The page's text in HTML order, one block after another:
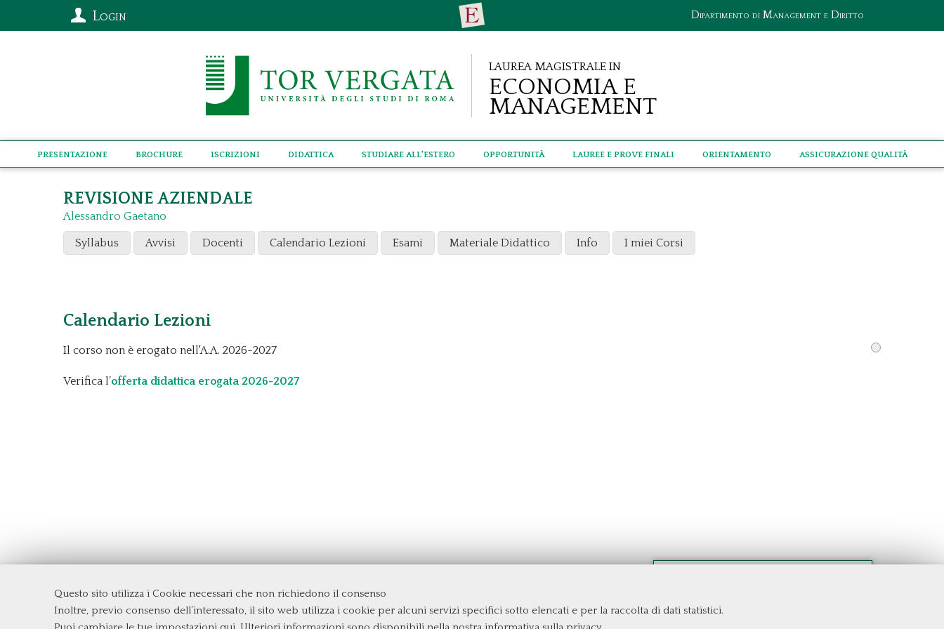
Questo sito utilizza i Cookie necessari che non richiedono il consenso
Inoltre, previo consenso dell’interessato, il sito web utilizza i cookie per alcuni servizi specifici sotto elencati e per la raccolta di dati statistici.
Dipartimento di Management e Diritto
Login
Laurea Magistrale in
Economia e
Management
Presentazione Brochure Iscrizioni Didattica Studiare all'estero Opportunità Lauree e Prove Finali Orientamento Assicurazione qualità
REVISIONE AZIENDALE
Alessandro Gaetano
Syllabus Avvisi Docenti Calendario Lezioni Esami Materiale Didattico Info I miei Corsi
Calendario Lezioni
Il corso non è erogato nell'A.A. 2026-2027
Verifica l’offerta didattica erogata 2026-2027
Dipartimento di Management e Diritto
Università degli Studi di RomaTor Vergata